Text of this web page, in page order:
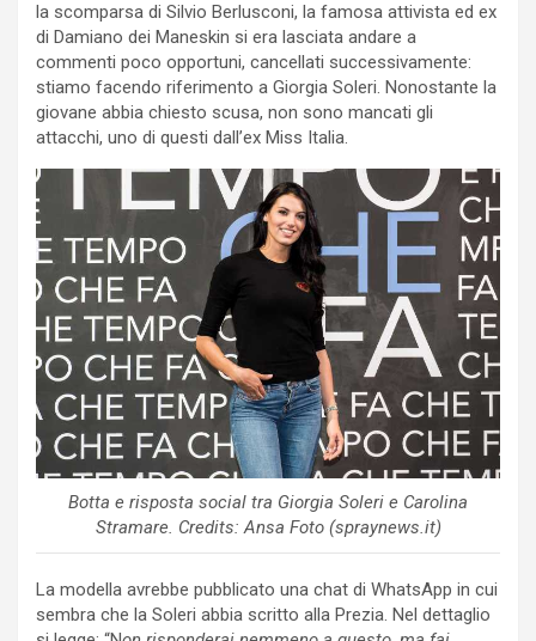
la scomparsa di Silvio Berlusconi, la famosa attivista ed ex
di Damiano dei Maneskin si era lasciata andare a
commenti poco opportuni, cancellati successivamente:
stiamo facendo riferimento a Giorgia Soleri. Nonostante la
giovane abbia chiesto scusa, non sono mancati gli
attacchi, uno di questi dall’ex Miss Italia.
Botta e risposta social tra Giorgia Soleri e Carolina
Stramare. Credits: Ansa Foto (spraynews.it)
La modella avrebbe pubblicato una chat di WhatsApp in cui
sembra che la Soleri abbia scritto alla Prezia. Nel dettaglio